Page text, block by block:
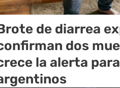
de diarrea
dos
la alerta